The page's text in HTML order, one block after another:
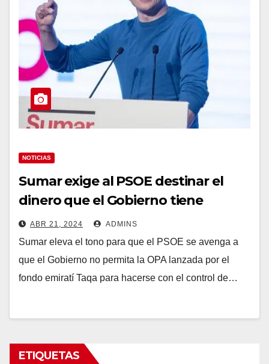
NOTICIAS
Sumar exige al PSOE destinar el
dinero que el Gobierno tiene
reservado para elevar el gasto
militar a comprar parte de Naturgy
ABR 21, 2024 ADMINS
Sumar eleva el tono para que el PSOE se avenga a
que el Gobierno no permita la OPA lanzada por el
fondo emiratí Taqa para hacerse con el control de…
ETIQUETAS